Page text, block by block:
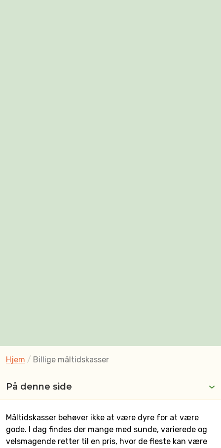
Hjem / Billige måltidskasser
På denne side
Måltidskasser behøver ikke at være dyre for at være
gode. I dag findes der mange med sunde, varierede og
velsmagende retter til en pris, hvor de fleste kan være